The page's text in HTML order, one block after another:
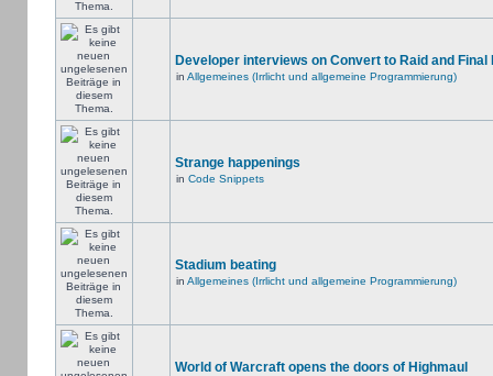
Developer interviews on Convert to Raid and Final
in Allgemeines (Irrlicht und allgemeine Programmierung)
Strange happenings
in Code Snippets
Stadium beating
in Allgemeines (Irrlicht und allgemeine Programmierung)
World of Warcraft opens the doors of Highmaul